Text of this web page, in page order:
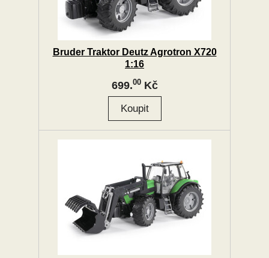
Bruder Traktor Deutz Agrotron X720
1:16
699.00Kč